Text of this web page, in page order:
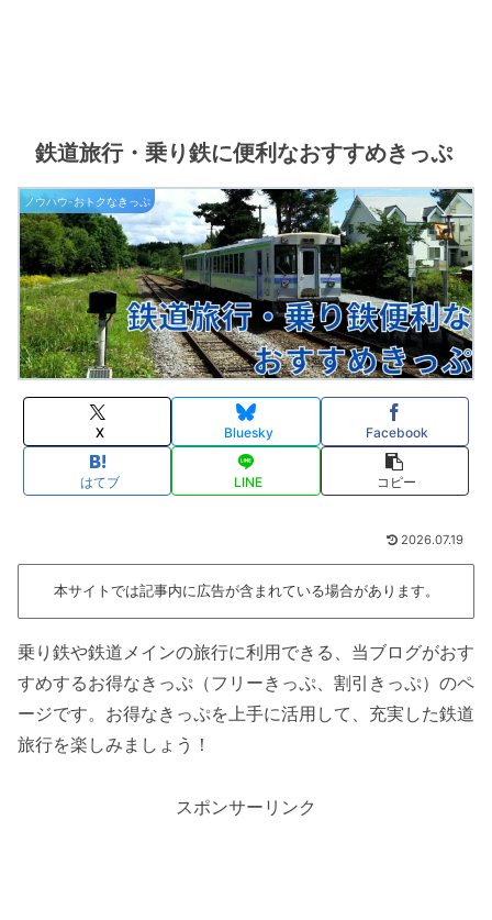
鉄道旅行・乗り鉄に便利なおすすめきっぷ
ノウハウ-おトクなきっぷ
X Bluesky Facebook
はてブ LINE コピー
2026.07.19
本サイトでは記事内に広告が含まれている場合があります。
乗り鉄や鉄道メインの旅行に利用できる、当ブログがおす
すめするお得なきっぷ（フリーきっぷ、割引きっぷ）のペ
ージです。お得なきっぷを上手に活用して、充実した鉄道
旅行を楽しみましょう！
スポンサーリンク